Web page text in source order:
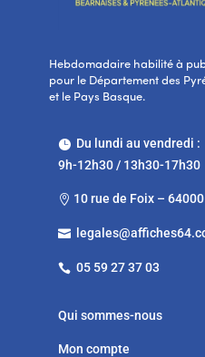
Hebdomadaire habilité à
pour le Département des
et le Pays Basque.
Du lundi au vendredi :
9h-12h30 / 13h30-17h30
 10 rue de Foix – 64000

 05 59 27 37 03
Qui sommes-nous
Mon compte